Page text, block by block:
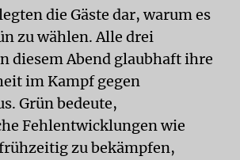
die Gäste dar, warum es
zu wählen. Alle drei
diesem Abend glaubhaft ihre
im Kampf gegen
Grün bedeute,
Fehlentwicklungen wie
zu bekämpfen,